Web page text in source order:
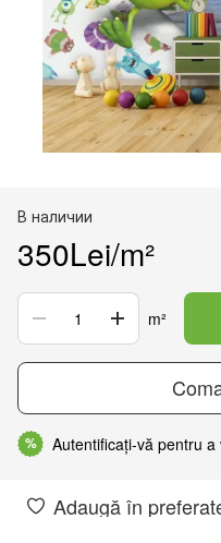
В наличии
350Lei/m²
m²
% Autentificați-vă pentru
Adaugă în